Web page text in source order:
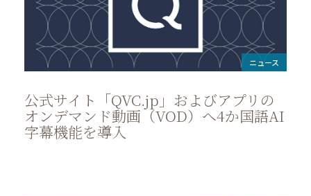
ニュース
公式サイト「QVC.jp」およびアプリの
オンデマンド動画（VOD）へ4か国語AI
字幕機能を導入